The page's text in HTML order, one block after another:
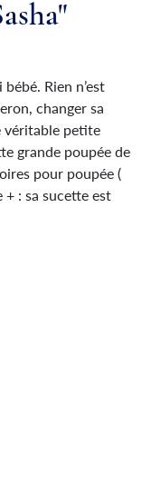
Rien n’est
changer sa
véritable petite
grande poupée de
pour poupée (
: sa sucette est